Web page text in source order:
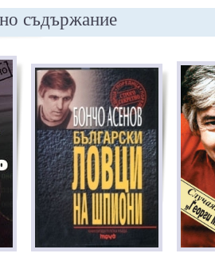
съдържание